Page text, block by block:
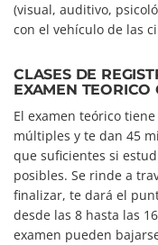
(visual, auditivo,
con el vehículo de las
CLASES DE
EXAMEN TEORICO
El examen teórico
múltiples y te dan 45
que suficientes si
posibles. Se rinde a
finalizar, te dará el
desde las 8 hasta las
examen pueden